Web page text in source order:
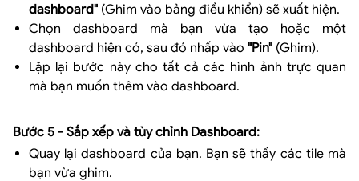
dashboard" (Ghim vào bảng điều khiển) sẽ xuất hiện.
Chọn dashboard mà bạn vừa tạo hoặc một
dashboard hiện có, sau đó nhấp vào "Pin" (Ghim).
Lặp lại bước này cho tất cả các hình ảnh trực quan
mà bạn muốn thêm vào dashboard.
Bước 5 - Sắp xếp và tùy chỉnh Dashboard:
Quay lại dashboard của bạn. Bạn sẽ thấy các tile mà
bạn vừa ghim.